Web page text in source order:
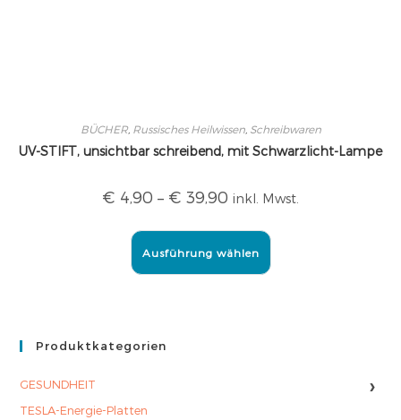
BÜCHER, Russisches Heilwissen, Schreibwaren
UV-STIFT, unsichtbar schreibend, mit Schwarzlicht-Lampe
€ 4,90 – € 39,90 inkl. Mwst.
Ausführung wählen
Produktkategorien
GESUNDHEIT ›
TESLA-Energie-Platten